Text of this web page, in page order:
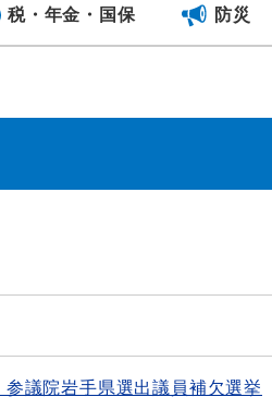
税・年金・ 国保 防災
議院岩手県選出議員補欠選挙